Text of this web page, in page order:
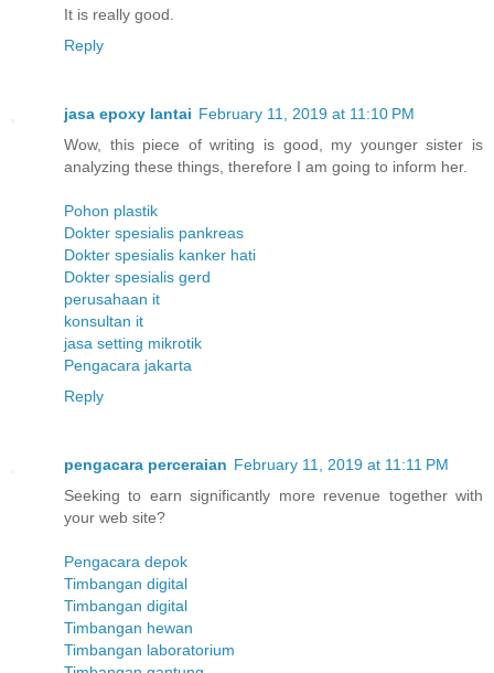
It is really good.
Reply
jasa epoxy lantai February 11, 2019 at 11:10 PM
Wow, this piece of writing is good, my younger sister is
analyzing these things, therefore I am going to inform her.
Pohon plastik
Dokter spesialis pankreas
Dokter spesialis kanker hati
Dokter spesialis gerd
perusahaan it
konsultan it
jasa setting mikrotik
Pengacara jakarta
Reply
pengacara perceraian February 11, 2019 at 11:11 PM
Seeking to earn significantly more revenue together with
your web site?
Pengacara depok
Timbangan digital
Timbangan digital
Timbangan hewan
Timbangan laboratorium